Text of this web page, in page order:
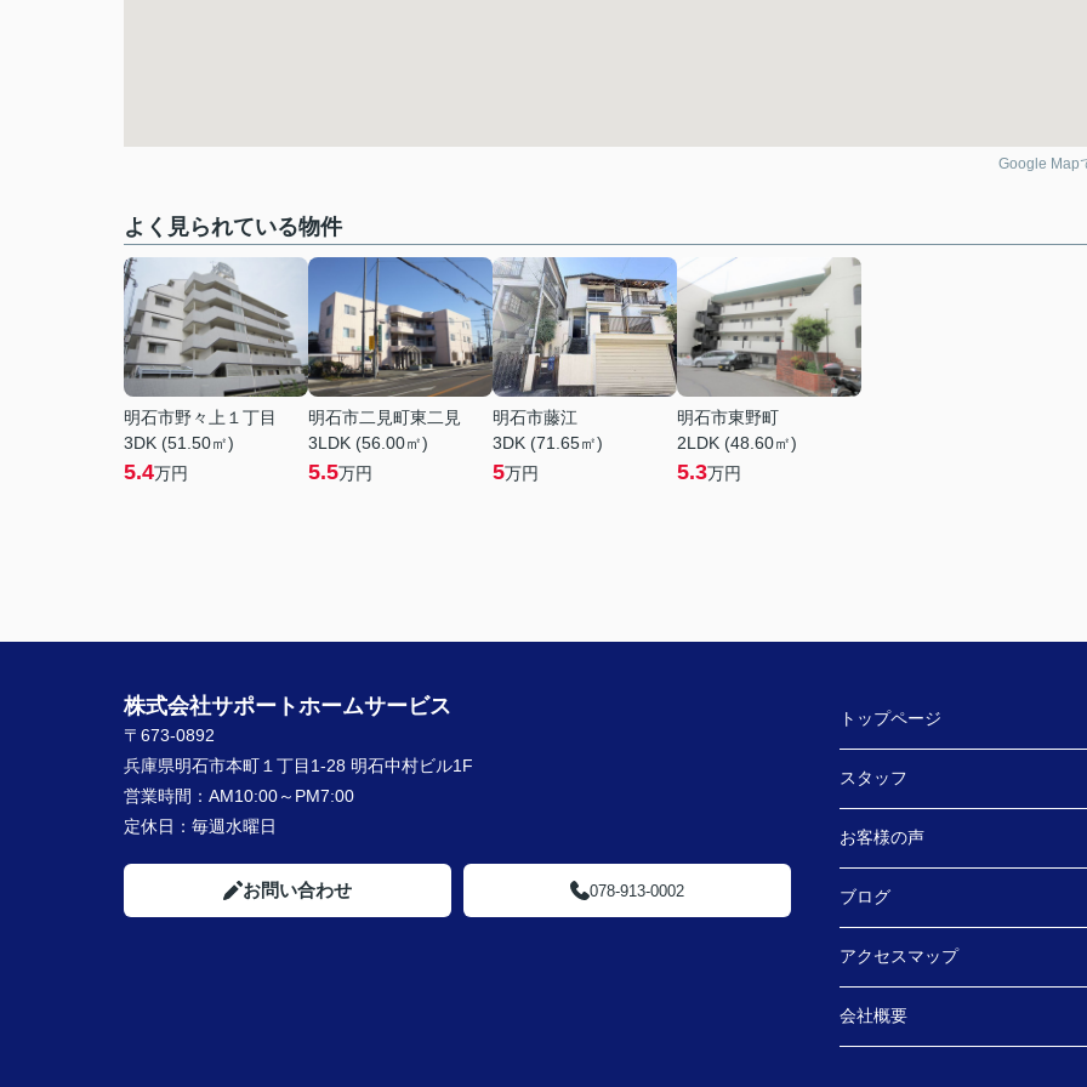
Google Map
よく見られている物件
明石市野々上１丁目
3DK (51.50㎡)
5.4万円
明石市二見町東二見
3LDK (56.00㎡)
5.5万円
明石市藤江
3DK (71.65㎡)
5万円
明石市東野町
2LDK (48.60㎡)
5.3万円
株式会社サポートホームサービス
〒673-0892
兵庫県明石市本町１丁目1-28 明石中村ビル1F
営業時間： AM10:00～PM7:00
定休日： 毎週水曜日
お問い合わせ 078-913-0002
トップページ
スタッフ
お客様の声
ブログ
アクセスマップ
会社概要